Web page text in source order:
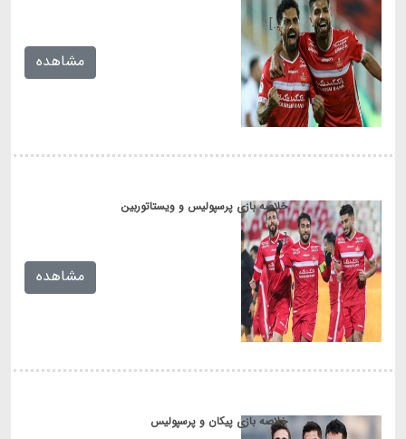
[...]
مشاهده
خلاصه بازی پرسپولیس و ویستاتوربین
[...]
مشاهده
خلاصه بازی پیکان و پرسپولیس